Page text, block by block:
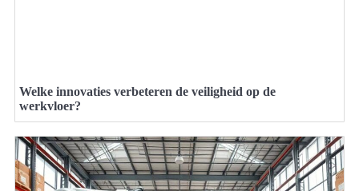
Welke innovaties verbeteren de veiligheid op de
werkvloer?